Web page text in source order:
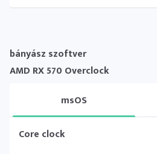
bányász szoftver
AMD RX 570 Overclock
msOS
Core clock